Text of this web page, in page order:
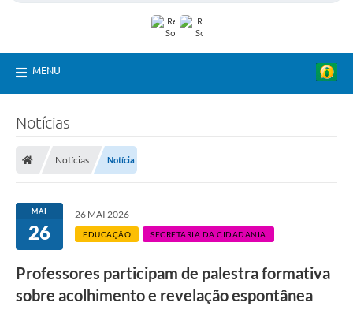
MENU
Notícias
Notícias Notícia
MAI
26
26 MAI 2026
EDUCAÇÃO SECRETARIA DA CIDADANIA
Professores participam de palestra formativa
sobre acolhimento e revelação espontânea